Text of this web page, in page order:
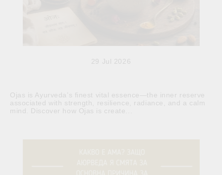
29 Jul 2026
Ojas is Ayurveda’s finest vital essence—the inner reserve
associated with strength, resilience, radiance, and a calm
mind. Discover how Ojas is create...